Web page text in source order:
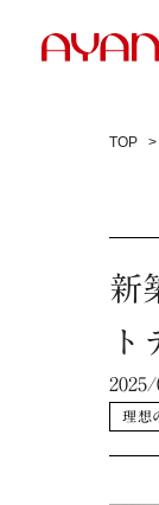
TOP
新
理想